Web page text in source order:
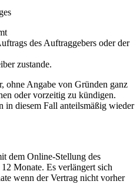
des Auftraggebers oder der
zustande.
ohne Angabe von Gründen ganz
oder vorzeitig zu kündigen.
in diesem Fall anteilsmäßig wieder
dem Online-Stellung des
Monate. Es verlängert sich
wenn der Vertrag nicht vorher